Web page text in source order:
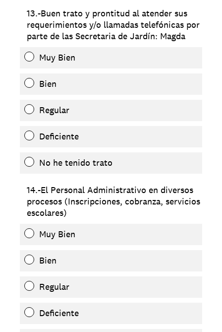
13.-Buen trato y prontitud al atender sus
requerimientos y/o llamadas telefónicas por
parte de las Secretaria de Jardín: Magda
Muy Bien
Bien
Regular
Deficiente
No he tenido trato
14.-El Personal Administrativo en diversos
procesos (Inscripciones, cobranza, servicios
escolares)
Muy Bien
Bien
Regular
Deficiente